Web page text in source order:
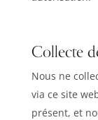
Collecte
Nous ne
via ce site
présent, et